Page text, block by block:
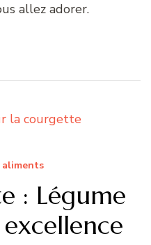
allez adorer.
aliments
: Légume